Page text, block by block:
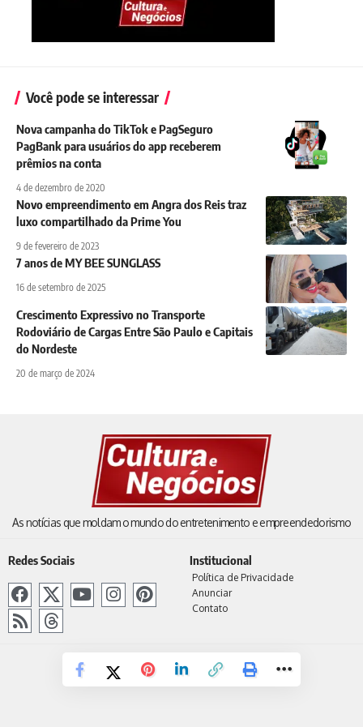
Você pode se interessar
Nova campanha do TikTok e PagSeguro
PagBank para usuários do app receberem
prêmios na conta
4 de dezembro de 2020
Novo empreendimento em Angra dos Reis traz
luxo compartilhado da Prime You
9 de fevereiro de 2023
7 anos de MY BEE SUNGLASS
16 de setembro de 2025
Crescimento Expressivo no Transporte
Rodoviário de Cargas Entre São Paulo e Capitais
do Nordeste
20 de março de 2024
As notícias que moldam o mundo do entretenimento e empreendedorismo
Redes Sociais Institucional
Política de Privacidade
Anunciar
Contato